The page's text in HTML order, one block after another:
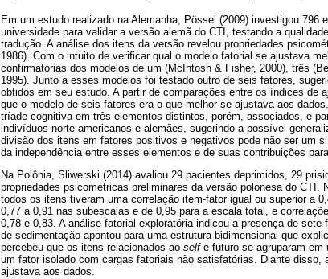
Em um estudo realizado na Alemanha, Pössel (2009) investigou 796
universidade para validar a versão alemã do CTI, testando a
tradução. A análise dos itens da versão revelou propriedades
1986). Com o intuito de verificar qual o modelo fatorial se ajustava
confirmatórias dos modelos de um (McIntosh & Fisher, 2000), três
1995). Junto a esses modelos foi testado outro de seis fatores,
obtidos em seu estudo. A partir de comparações entre os índices de
que o modelo de seis fatores era o que melhor se ajustava aos
tríade cognitiva em três elementos distintos, porém, associados, e
indivíduos norte-americanos e alemães, sugerindo a possível
divisão dos itens em fatores positivos e negativos pode não ser um
da independência entre esses elementos e de suas contribuições
Na Polônia, Sliwerski (2014) avaliou 29 pacientes deprimidos, 29
propriedades psicométricas preliminares da versão polonesa do CTI.
todos os itens tiveram uma correlação item-fator igual ou superior a
0,77 a 0,91 nas subescalas e de 0,95 para a escala total, e
0,78 e 0,83. A análise fatorial exploratória indicou a presença de
de sedimentação apontou para uma estrutura bidimensional que
percebeu que os itens relacionados ao selfe futuro se agruparam em
um fator isolado com cargas fatoriais não satisfatórias. Diante
ajustava aos dados.